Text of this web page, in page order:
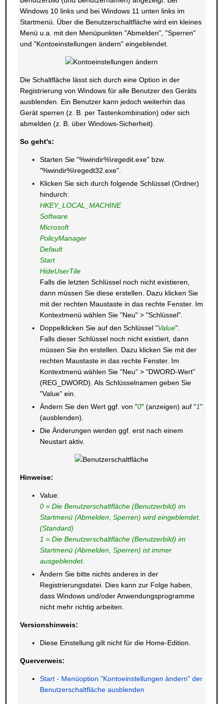
Windows 10 links und bei Windows 11 unten links im
Startmenü. Über die Benutzerschaltfläche wird ein kleines
Menü u.a. mit den Menüpunkten "Abmelden", "Sperren"
und "Kontoeinstellungen ändern" eingeblendet.
Die Schaltfläche lässt sich durch eine Option in der
Registrierung von Windows für alle Benutzer des Geräts
ausblenden. Ein Benutzer kann jedoch weiterhin das
Gerät sperren (z. B. per Tastenkombination) oder sich
abmelden (z. B. über Windows-Sicherheit).
So geht's:
Starten Sie "%windir%\regedit.exe" bzw.
"%windir%\regedt32.exe".
Klicken Sie sich durch folgende Schlüssel (Ordner)
hindurch:
HKEY_LOCAL_MACHINE
Software
Microsoft
PolicyManager
Default
Start
HideUserTile
Falls die letzten Schlüssel noch nicht existieren,
dann müssen Sie diese erstellen. Dazu klicken Sie
mit der rechten Maustaste in das rechte Fenster. Im
Kontextmenü wählen Sie "Neu" > "Schlüssel".
Doppelklicken Sie auf den Schlüssel "Value".
Falls dieser Schlüssel noch nicht existiert, dann
müssen Sie ihn erstellen. Dazu klicken Sie mit der
rechten Maustaste in das rechte Fenster. Im
Kontextmenü wählen Sie "Neu" > "DWORD-Wert"
(REG_DWORD). Als Schlüsselnamen geben Sie
"Value" ein.
Ändern Sie den Wert ggf. von "0" (anzeigen) auf "1"
(ausblenden).
Die Änderungen werden ggf. erst nach einem
Neustart aktiv.
Hinweise:
Value:
0 = Die Benutzerschaltfläche (Benutzerbild) im
Startmenü (Abmelden, Sperren) wird eingeblendet.
(Standard)
1 = Die Benutzerschaltfläche (Benutzerbild) im
Startmenü (Abmelden, Sperren) ist immer
ausgeblendet.
Ändern Sie bitte nichts anderes in der
Registrierungsdatei. Dies kann zur Folge haben,
dass Windows und/oder Anwendungsprogramme
nicht mehr richtig arbeiten.
Versionshinweis:
Diese Einstellung gilt nicht für die Home-Edition.
Querverweis:
Start - Menüoption "Kontoeinstellungen ändern" der
Benutzerschaltfläche ausblenden